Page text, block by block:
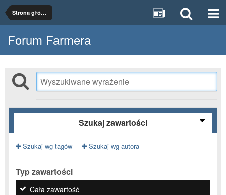
Strona główna
Forum Farmera
Szukaj zawartości
Szukaj wg tagów Szukaj wg autora
Typ zawartości
Cała zawartość